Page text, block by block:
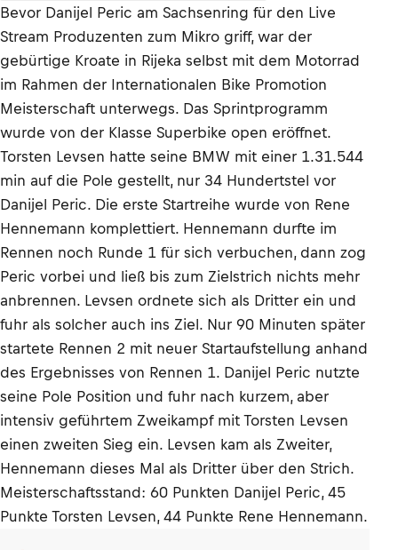
Bevor Danijel Peric am Sachsenring für den Live
Stream Produzenten zum Mikro griff, war der
gebürtige Kroate in Rijeka selbst mit dem Motorrad
im Rahmen der Internationalen Bike Promotion
Meisterschaft unterwegs. Das Sprintprogramm
wurde von der Klasse Superbike open eröffnet.
Torsten Levsen hatte seine BMW mit einer 1.31.544
min auf die Pole gestellt, nur 34 Hundertstel vor
Danijel Peric. Die erste Startreihe wurde von Rene
Hennemann komplettiert. Hennemann durfte im
Rennen noch Runde 1 für sich verbuchen, dann zog
Peric vorbei und ließ bis zum Zielstrich nichts mehr
anbrennen. Levsen ordnete sich als Dritter ein und
fuhr als solcher auch ins Ziel. Nur 90 Minuten später
startete Rennen 2 mit neuer Startaufstellung anhand
des Ergebnisses von Rennen 1. Danijel Peric nutzte
seine Pole Position und fuhr nach kurzem, aber
intensiv geführtem Zweikampf mit Torsten Levsen
einen zweiten Sieg ein. Levsen kam als Zweiter,
Hennemann dieses Mal als Dritter über den Strich.
Meisterschaftsstand: 60 Punkten Danijel Peric, 45
Punkte Torsten Levsen, 44 Punkte Rene Hennemann.